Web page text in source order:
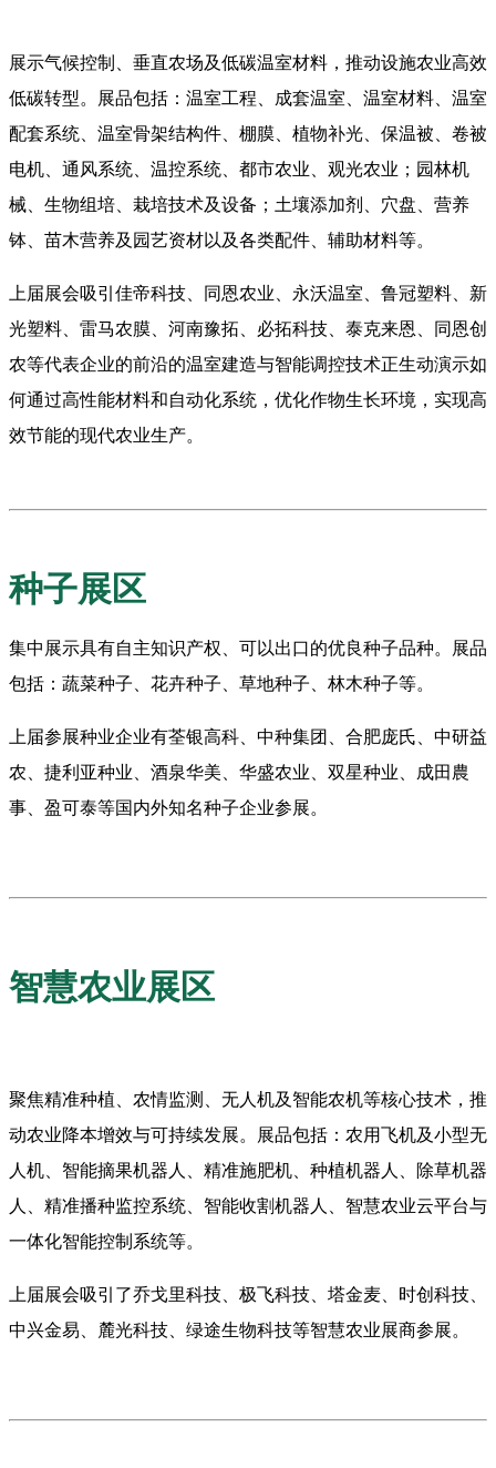
展示气候控制、垂直农场及低碳温室材料，推动设施农业高效
低碳转型。展品包括：温室工程、成套温室、温室材料、温室
配套系统、温室骨架结构件、棚膜、植物补光、保温被、卷被
电机、通风系统、温控系统、都市农业、观光农业；园林机
械、生物组培、栽培技术及设备；土壤添加剂、穴盘、营养
钵、苗木营养及园艺资材以及各类配件、辅助材料等。
上届展会吸引佳帝科技、同恩农业、永沃温室、鲁冠塑料、新
光塑料、雷马农膜、河南豫拓、必拓科技、泰克来恩、同恩创
农等代表企业的前沿的温室建造与智能调控技术正生动演示如
何通过高性能材料和自动化系统，优化作物生长环境，实现高
效节能的现代农业生产。
种子展区
集中展示具有自主知识产权、可以出口的优良种子品种。展品
包括：蔬菜种子、花卉种子、草地种子、林木种子等。
上届参展种业企业有荃银高科、中种集团、合肥庞氏、中研益
农、捷利亚种业、酒泉华美、华盛农业、双星种业、成田農
事、盈可泰等国内外知名种子企业参展。
智慧农业展区
聚焦精准种植、农情监测、无人机及智能农机等核心技术，推
动农业降本增效与可持续发展。展品包括：农用飞机及小型无
人机、智能摘果机器人、精准施肥机、种植机器人、除草机器
人、精准播种监控系统、智能收割机器人、智慧农业云平台与
一体化智能控制系统等。
上届展会吸引了乔戈里科技、极飞科技、塔金麦、时创科技、
中兴金易、麓光科技、绿途生物科技等智慧农业展商参展。